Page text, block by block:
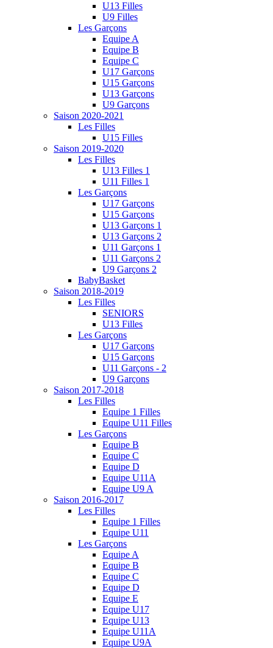
U13 Filles
U9 Filles
Les Garçons
Equipe A
Equipe B
Equipe C
U17 Garçons
U15 Garçons
U13 Garçons
U9 Garçons
Saison 2020-2021
Les Filles
U15 Filles
Saison 2019-2020
Les Filles
U13 Filles 1
U11 Filles 1
Les Garçons
U17 Garçons
U15 Garçons
U13 Garçons 1
U13 Garçons 2
U11 Garçons 1
U11 Garçons 2
U9 Garçons 2
BabyBasket
Saison 2018-2019
Les Filles
SENIORS
U13 Filles
Les Garçons
U17 Garçons
U15 Garçons
U11 Garçons - 2
U9 Garçons
Saison 2017-2018
Les Filles
Equipe 1 Filles
Equipe U11 Filles
Les Garçons
Equipe B
Equipe C
Equipe D
Equipe U11A
Equipe U9 A
Saison 2016-2017
Les Filles
Equipe 1 Filles
Equipe U11
Les Garçons
Equipe A
Equipe B
Equipe C
Equipe D
Equipe E
Equipe U17
Equipe U13
Equipe U11A
Equipe U9A